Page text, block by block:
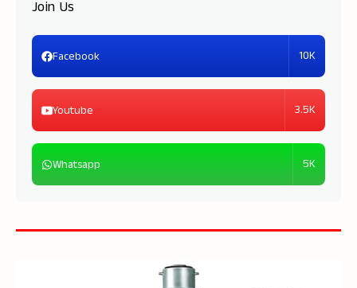
Join Us
Facebook 10K
Youtube 3.5K
Whatsapp 5K